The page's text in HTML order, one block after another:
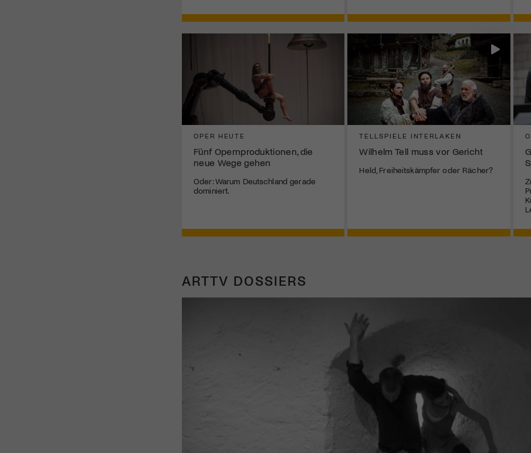
OPER HEUTE
Fünf Opernproduktionen, die
neue Wege gehen
Oder: Warum Deutschland gerade
dominiert.
TELLSPIELE INTERLAKEN
Wilhelm Tell muss vor Gericht
Held, Freiheitskämpfer oder Rächer?
ARTTV DOSSIERS